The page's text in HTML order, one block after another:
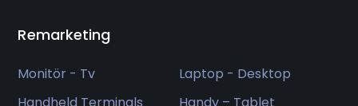
Remarketing
Monitör - Tv
Laptop - Desktop
Handheld Terminals
Handy – Tablet